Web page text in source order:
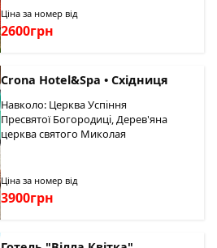
Ціна за номер від
2600грн
Crona Hotel&Spa • Східниця
Навколо: Церква Успіння
Пресвятої Богородиці, Дерев'яна
церква святого Миколая
Ціна за номер від
3900грн